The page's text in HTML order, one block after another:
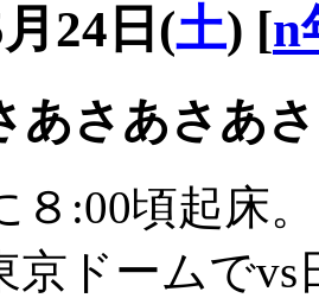
24日(土) [n
あさあさあ
:00頃起床。
京ドームで